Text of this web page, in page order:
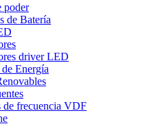
poder
de Batería
driver LED
Energía
frecuencia VDF